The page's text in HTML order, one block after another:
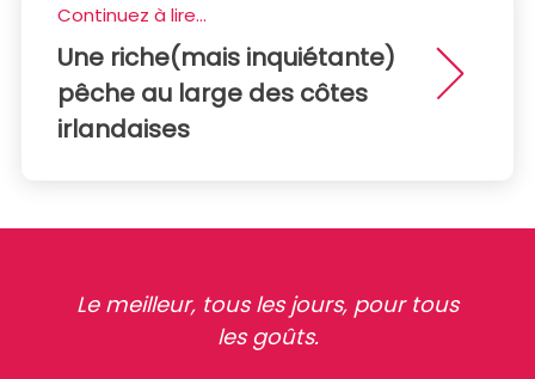
Continuez à lire...
Une riche(mais inquiétante)
pêche au large des côtes
irlandaises
Le meilleur, tous les jours, pour tous
les goûts.